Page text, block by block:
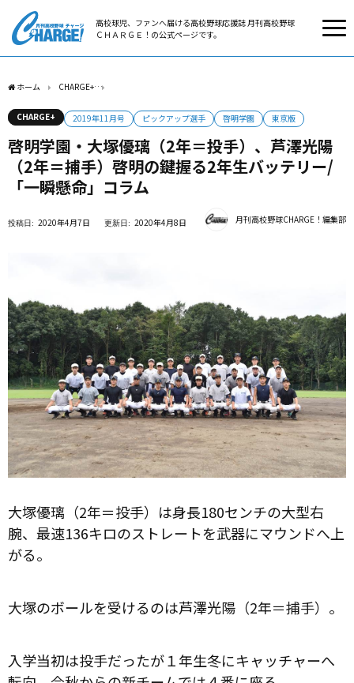
高校球児、ファンへ届ける高校野球応援誌 月刊高校野球
ＣＨＡＲＧＥ！の公式ページです。
ホーム CHARGE+
CHARGE+ 2019年11月号 ピックアップ選手 啓明学園 東京版
啓明学園・大塚優璃（2年＝投手）、芦澤光陽
（2年＝捕手）啓明の鍵握る2年生バッテリー/
「一瞬懸命」コラム
2020年4月7日 2020年4月8日 月刊高校野球CHARGE！編集部
大塚優璃（2年＝投手）は身長180センチの大型右
腕、最速136キロのストレートを武器にマウンドへ上
がる。
大塚のボールを受けるのは芦澤光陽（2年＝捕手）。
入学当初は投手だったが１年生冬にキャッチャーへ